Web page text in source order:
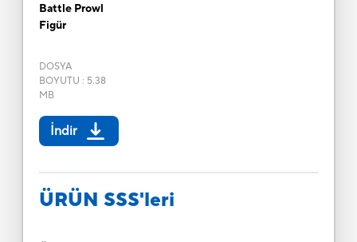
Battle Prowl
Figür
DOSYA
BOYUTU : 5.38
MB
İndir
ÜRÜN SSS'leri